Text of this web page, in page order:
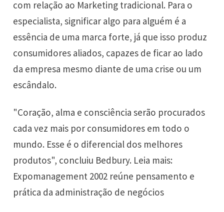
com relação ao Marketing tradicional. Para o
especialista, significar algo para alguém é a
essência de uma marca forte, já que isso produz
consumidores aliados, capazes de ficar ao lado
da empresa mesmo diante de uma crise ou um
escândalo.
"Coração, alma e consciência serão procurados
cada vez mais por consumidores em todo o
mundo. Esse é o diferencial dos melhores
produtos", concluiu Bedbury. Leia mais:
Expomanagement 2002 reúne pensamento e
prática da administração de negócios